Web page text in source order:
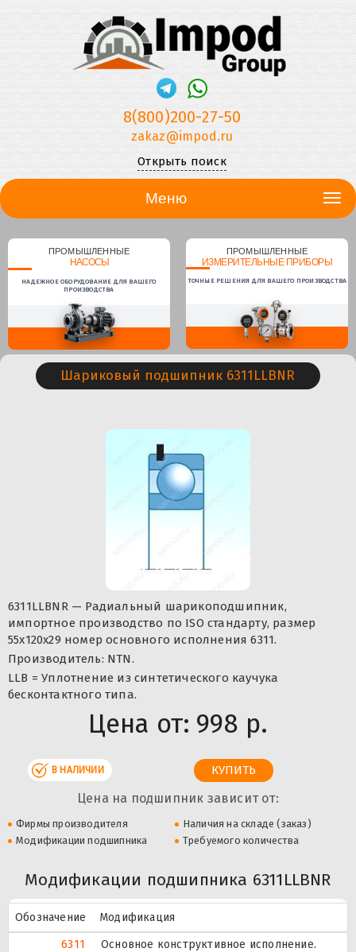
8(800)200-27-50
zakaz@impod.ru
Открыть поиск
Меню
ПРОМЫШЛЕННЫЕ
НАСОСЫ
НАДЕЖНОЕ ОБОРУДОВАНИЕ ДЛЯ ВАШЕГО
ПРОИЗВОДСТВА
ПРОМЫШЛЕННЫЕ
ИЗМЕРИТЕЛЬНЫЕ ПРИБОРЫ
ТОЧНЫЕ РЕШЕНИЯ ДЛЯ ВАШЕГО ПРОИЗВОДСТВА
Шариковый подшипник 6311LLBNR
6311LLBNR — Радиальный шарикоподшипник,
импортное производство по ISO стандарту, размер
55x120x29 номер основного исполнения 6311.
Производитель: NTN.
LLB = Уплотнение из синтетического каучука
бесконтактного типа.
Цена от: 998 р.
В НАЛИЧИИ
Цена на подшипник зависит от:
Фирмы производителя
Наличия на складе (заказ)
Модификации подшипника
Требуемого количества
Модификации подшипника 6311LLBNR
Обозначение
Модификация
6311
Основное конструктивное исполнение.